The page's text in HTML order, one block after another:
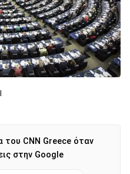
του CNN Greece όταν
στην Google